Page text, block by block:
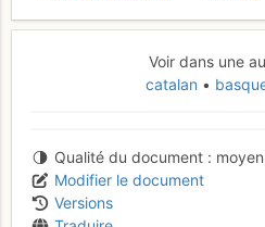
Voir dans une
catalan
Qualité du document
moyen
Modifier le document
Versions